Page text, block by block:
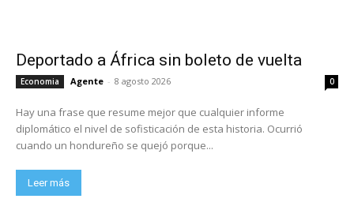
Deportado a África sin boleto de vuelta
Economia Agente - 8 agosto 2026 0
Hay una frase que resume mejor que cualquier informe
diplomático el nivel de sofisticación de esta historia. Ocurrió
cuando un hondureño se quejó porque...
Leer más